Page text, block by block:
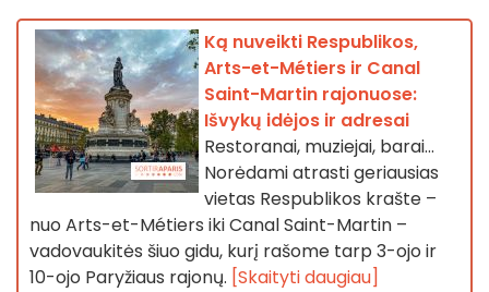
Ką nuveikti Respublikos,
Arts-et-Métiers ir Canal
Saint-Martin rajonuose:
Išvykų idėjos ir adresai
Restoranai, muziejai, barai...
Norėdami atrasti geriausias
vietas Respublikos krašte –
nuo Arts-et-Métiers iki Canal Saint-Martin –
vadovaukitės šiuo gidu, kurį rašome tarp 3-ojo ir
10-ojo Paryžiaus rajonų. [Skaityti daugiau]